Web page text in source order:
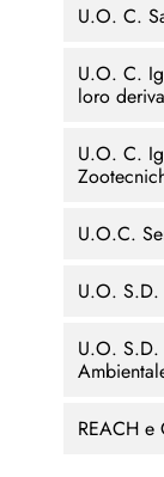
U.O. C.
U.O. C.
loro
U.O. C.
U.O.C.
U.O. S.D.
U.O. S.D.
REACH e